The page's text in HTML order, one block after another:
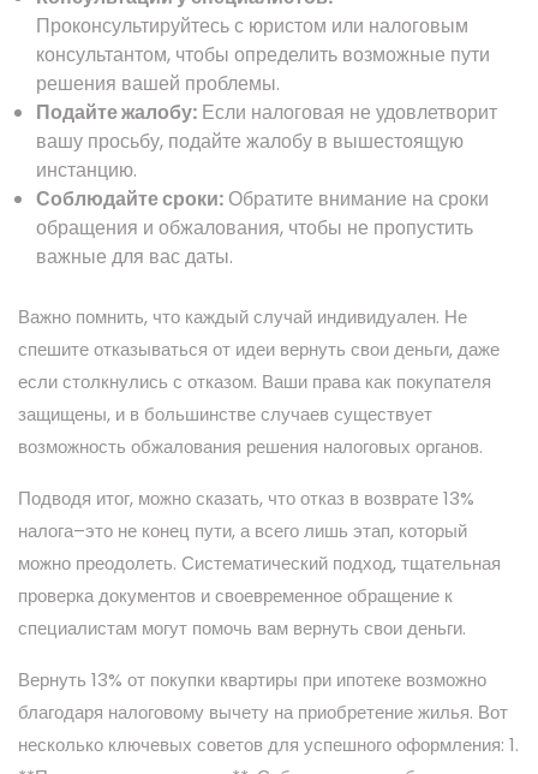
Проконсультируйтесь с юристом или налоговым
консультантом, чтобы определить возможные пути
решения вашей проблемы.
Подайте жалобу: Если налоговая не удовлетворит
вашу просьбу, подайте жалобу в вышестоящую
инстанцию.
Соблюдайте сроки: Обратите внимание на сроки
обращения и обжалования, чтобы не пропустить
важные для вас даты.
Важно помнить, что каждый случай индивидуален. Не
спешите отказываться от идеи вернуть свои деньги, даже
если столкнулись с отказом. Ваши права как покупателя
защищены, и в большинстве случаев существует
возможность обжалования решения налоговых органов.
Подводя итог, можно сказать, что отказ в возврате 13%
налога–это не конец пути, а всего лишь этап, который
можно преодолеть. Систематический подход, тщательная
проверка документов и своевременное обращение к
специалистам могут помочь вам вернуть свои деньги.
Вернуть 13% от покупки квартиры при ипотеке возможно
благодаря налоговому вычету на приобретение жилья. Вот
несколько ключевых советов для успешного оформления: 1.